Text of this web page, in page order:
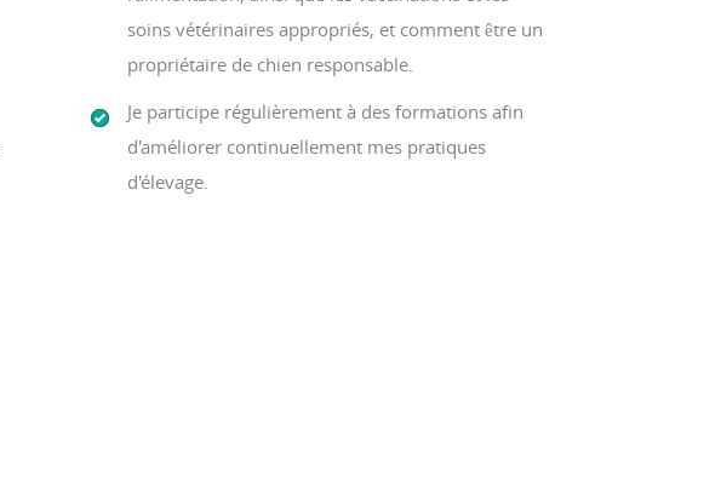
soins vétérinaires appropriés, et comment être un
propriétaire de chien responsable.
Je participe régulièrement à des formations afin
d'améliorer continuellement mes pratiques
d'élevage.